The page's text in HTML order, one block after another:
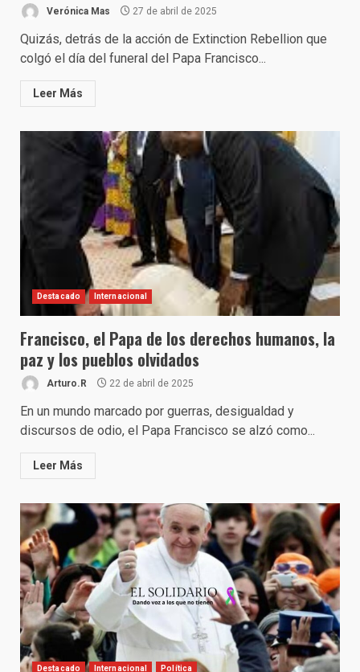
Verónica Mas 27 de abril de 2025
Quizás, detrás de la acción de Extinction Rebellion que
colgó el día del funeral del Papa Francisco...
Leer Más
Destacado Internacional
Francisco, el Papa de los derechos humanos, la
paz y los pueblos olvidados
Arturo.R 22 de abril de 2025
En un mundo marcado por guerras, desigualdad y
discursos de odio, el Papa Francisco se alzó como...
Leer Más
Destacado Internacional Política